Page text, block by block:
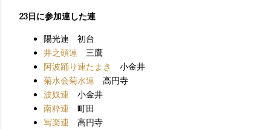
23日に参加連した連
陽光連 初台
井之頭連 三鷹
阿波踊り連たまき
小金井
菊水会菊水連 高円寺
波奴連 小金井
南粋連 町田
写楽連 高円寺